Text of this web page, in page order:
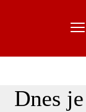
Dnes je